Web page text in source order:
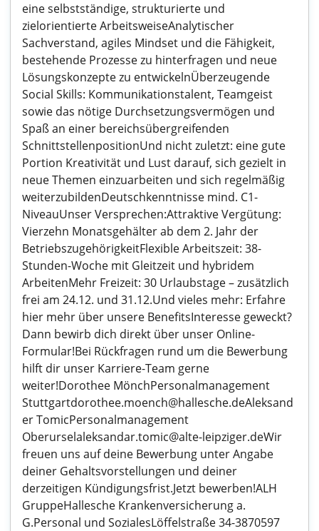
eine selbstständige, strukturierte und
zielorientierte ArbeitsweiseAnalytischer
Sachverstand, agiles Mindset und die Fähigkeit,
bestehende Prozesse zu hinterfragen und neue
Lösungskonzepte zu entwickelnÜberzeugende
Social Skills: Kommunikationstalent, Teamgeist
sowie das nötige Durchsetzungsvermögen und
Spaß an einer bereichsübergreifenden
SchnittstellenpositionUnd nicht zuletzt: eine gute
Portion Kreativität und Lust darauf, sich gezielt in
neue Themen einzuarbeiten und sich regelmäßig
weiterzubildenDeutschkenntnisse mind. C1-
NiveauUnser Versprechen:Attraktive Vergütung:
Vierzehn Monatsgehälter ab dem 2. Jahr der
BetriebszugehörigkeitFlexible Arbeitszeit: 38-
Stunden-Woche mit Gleitzeit und hybridem
ArbeitenMehr Freizeit: 30 Urlaubstage – zusätzlich
frei am 24.12. und 31.12.Und vieles mehr: Erfahre
hier mehr über unsere BenefitsInteresse geweckt?
Dann bewirb dich direkt über unser Online-
Formular!Bei Rückfragen rund um die Bewerbung
hilft dir unser Karriere-Team gerne
weiter!Dorothee MönchPersonalmanagement
Stuttgartdorothee.moench@hallesche.deAleksand
er TomicPersonalmanagement
Oberurselaleksandar.tomic@alte-leipziger.deWir
freuen uns auf deine Bewerbung unter Angabe
deiner Gehaltsvorstellungen und deiner
derzeitigen Kündigungsfrist.Jetzt bewerben!ALH
GruppeHallesche Krankenversicherung a.
G.Personal und SozialesLöffelstraße 34-3870597